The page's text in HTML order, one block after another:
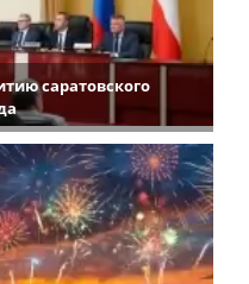
саратовского